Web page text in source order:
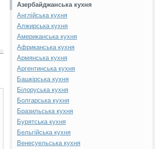
Азербайджанська кухня
Англійська кухня
Алжирська кухня
Американська кухня
Африканська кухня
Армянська кухня
Аргентинська кухня
Башкірська кухня
Білоруська кухня
Болгарська кухня
Бразильська кухня
Бурятська кухня
Бельгійська кухня
Венесуельська кухня